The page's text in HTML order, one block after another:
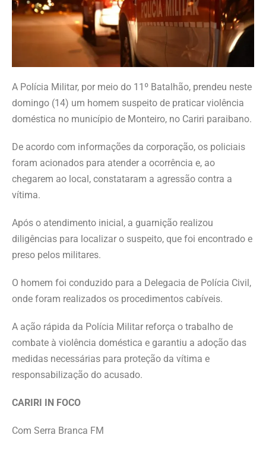
A Polícia Militar, por meio do 11º Batalhão, prendeu neste
domingo (14) um homem suspeito de praticar violência
doméstica no município de Monteiro, no Cariri paraibano.
De acordo com informações da corporação, os policiais
foram acionados para atender a ocorrência e, ao
chegarem ao local, constataram a agressão contra a
vítima.
Após o atendimento inicial, a guarnição realizou
diligências para localizar o suspeito, que foi encontrado e
preso pelos militares.
O homem foi conduzido para a Delegacia de Polícia Civil,
onde foram realizados os procedimentos cabíveis.
A ação rápida da Polícia Militar reforça o trabalho de
combate à violência doméstica e garantiu a adoção das
medidas necessárias para proteção da vítima e
responsabilização do acusado.
CARIRI IN FOCO
Com Serra Branca FM